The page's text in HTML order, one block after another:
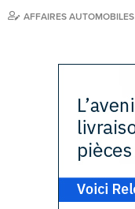
AFFAIRES AUTOMOBILES